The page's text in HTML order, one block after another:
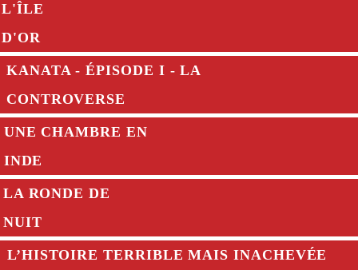
L'ÎLE
D'OR
KANATA - ÉPISODE I - LA
CONTROVERSE
UNE CHAMBRE EN
INDE
LA RONDE DE
NUIT
L’HISTOIRE TERRIBLE MAIS INACHEVÉE